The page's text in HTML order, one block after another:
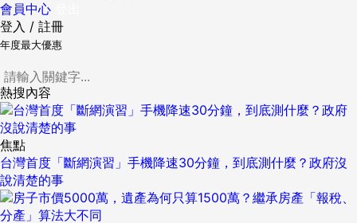
會員中心
登入 / 註冊
年度最大優惠
熱搜內容
焦點
台灣首度「斷網演習」手機降速30分鐘，到底測什麼？政府沒
說清楚的事